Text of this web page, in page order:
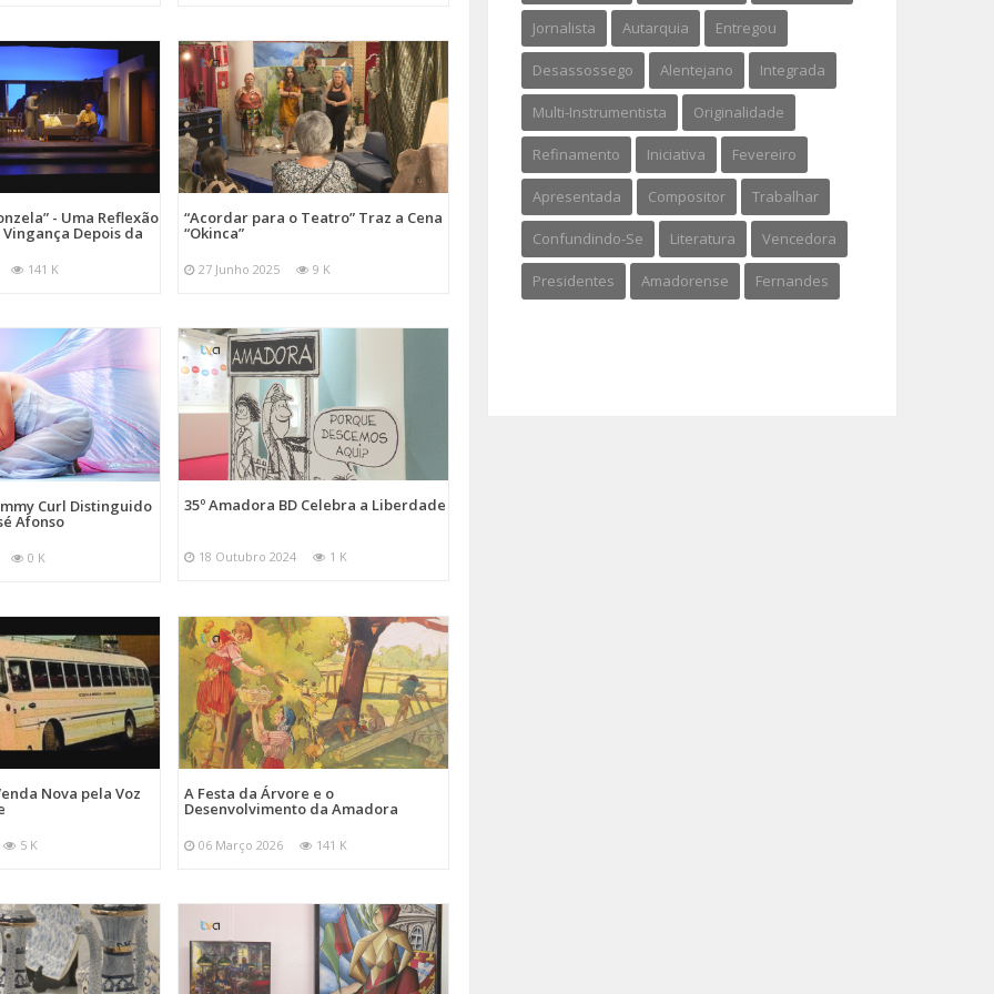
- Uma Reflexão
Depois da
141 K
“Acordar para o Teatro” Traz a Cena
“Okinca”
27 Junho 2025 9 K
Curl Distinguido
Afonso
0 K
35º Amadora BD Celebra a Liberdade
18 Outubro 2024 1 K
Nova pela Voz
5 K
A Festa da Árvore e o
Desenvolvimento da Amadora
06 Março 2026 141 K
Jornalista Autarquia Entregou
Desassossego Alentejano Integrada
Multi-Instrumentista Originalidade
Refinamento Iniciativa Fevereiro
Apresentada Compositor Trabalhar
Confundindo-Se Literatura Vencedora
Presidentes Amadorense Fernandes